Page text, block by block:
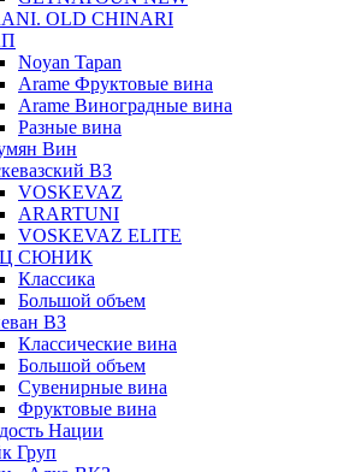
OLD CHINARI
Noyan Tapan
Arame Фруктовые вина
Arame Виноградные вина
Разные вина
Вин
ВЗ
VOSKEVAZ
ARARTUNI
VOSKEVAZ ELITE
СЮНИК
Классика
Большой объем
ВЗ
Классические вина
Большой объем
Сувенирные вина
Фруктовые вина
Нации
Груп